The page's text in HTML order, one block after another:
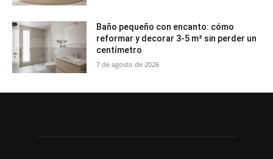
Baño pequeño con encanto: cómo
reformar y decorar 3-5 m² sin perder un
centímetro
7 de agosto de 2026